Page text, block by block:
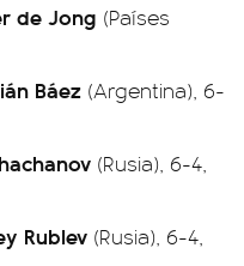
de Jong (Países
Báez (Argentina), 6-
(Rusia), 6-4,
Rublev (Rusia), 6-4,